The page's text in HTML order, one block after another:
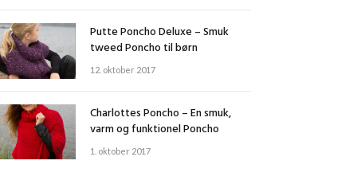
Putte Poncho Deluxe – Smuk
tweed Poncho til børn
12. oktober 2017
Charlottes Poncho – En smuk,
varm og funktionel Poncho
1. oktober 2017